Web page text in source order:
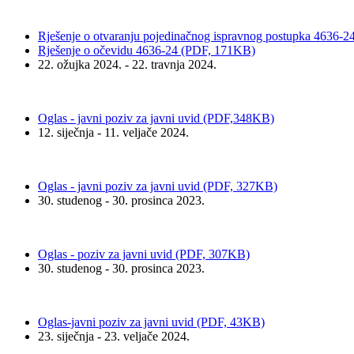
Rješenje o otvaranju pojedinačnog ispravnog postupka 4636-
Rješenje o očevidu 4636-24 (PDF, 171KB)
22. ožujka 2024. - 22. travnja 2024.
Oglas - javni poziv za javni uvid (PDF,348KB)
12. siječnja - 11. veljače 2024.
Oglas - javni poziv za javni uvid (PDF, 327KB)
30. studenog - 30. prosinca 2023.
Oglas - poziv za javni uvid (PDF, 307KB)
30. studenog - 30. prosinca 2023.
Oglas-javni poziv za javni uvid (PDF, 43KB)
23. siječnja - 23. veljače 2024.